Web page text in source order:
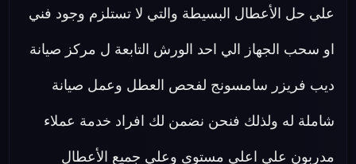
علي حل الأعطال البسيطة والتي لا تستلزم وجود فني
او سحب الجهاز الي احد الورش التابعة ل مركز صيانة
ديب فريزر سامسونج لفحص العطل وعمل صيانة
شاملة له ولذلك فنحن نضمن لك افراد خدمة عملاء
مدربون علي اعلي مستوى وعلي جميع الأعطال